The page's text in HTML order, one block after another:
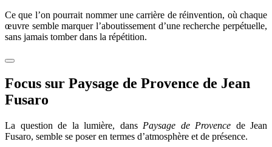
Ce que l’on pourrait nommer une carrière de réinvention, où chaque
œuvre semble marquer l’aboutissement d’une recherche perpétuelle,
sans jamais tomber dans la répétition.
Focus sur Paysage de Provence de Jean
Fusaro
La question de la lumière, dans Paysage de Provence de Jean
Fusaro, semble se poser en termes d’atmosphère et de présence.